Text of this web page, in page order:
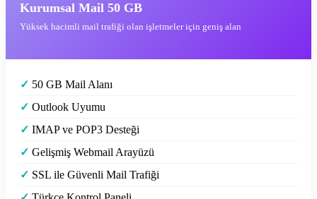
Kurumsal Mail 50 GB
Yüksek hacimli mail trafiği olan işletmeler için geniş alan
✓ 50 GB Mail Alanı
✓ Outlook Uyumu
✓ IMAP ve POP3 Desteği
✓ Gelişmiş Webmail Arayüzü
✓ SSL ile Güvenli Mail Trafiği